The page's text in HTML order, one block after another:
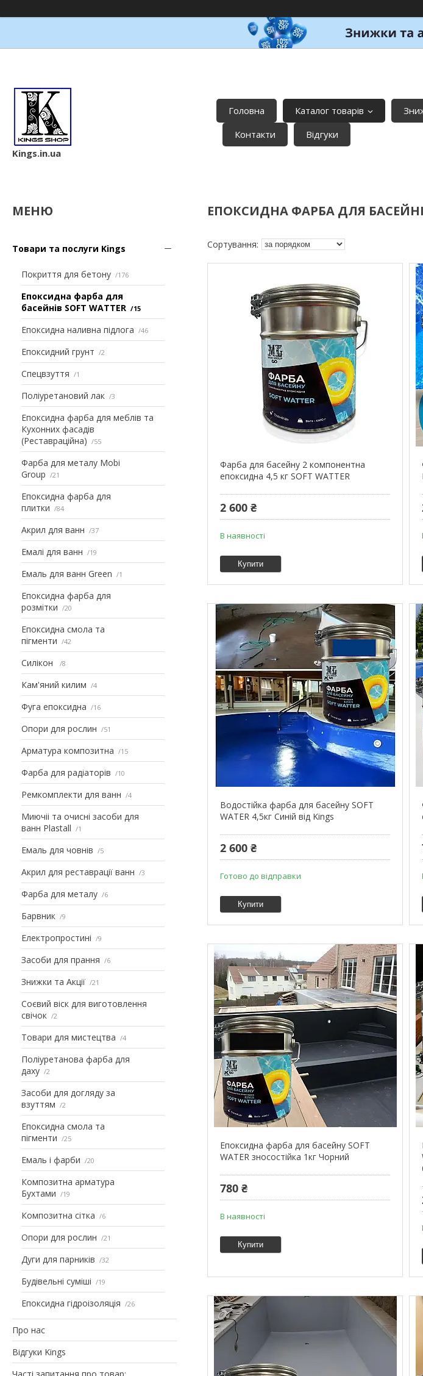
Kings.in.ua
Головна Каталог товарів
Контакти
Відгуки
Товари та послуги Kings
Покриття для бетону 176
Епоксидна фарба для
басейнів SOFT WATTER
15
Епоксидна наливна підлога 46
Епоксидний грунт 2
Спецвзуття 1
Поліуретановий лак 3
Епоксидна фарба для меблів та
Кухонних фасадів
(Реставраційна)
55
Фарба для металу Mobi
Group
21
Епоксидна фарба для
плитки
84
Акрил для ванн 37
Емалі для ванн 19
Емаль для ванн Green 1
Епоксидна фарба для
розмітки
20
Епоксидна смола та
пігменти
42
Силікон 8
Кам'яний килим 4
Фуга епоксидна 16
Опори для рослин 51
Арматура композитна 15
Фарба для радіаторів 10
Ремкомплекти для ванн 4
Миючіі та очисні засоби для
ванн Plastall
1
Емаль для човнів 5
Акрил для реставрації ванн 3
Фарба для металу 6
Барвник 9
Електропростині 9
Засоби для прання 6
Знижки та Акції 21
Соєвий віск для виготовлення
свічок
2
Товари для мистецтва 4
Поліуретанова фарба для
даху
2
Засоби для догляду за
взуттям
2
Епоксидна смола та
пігменти
25
Емаль і фарби 20
Композитна арматура
Бухтами
19
Композитна сітка 6
Опори для рослин 21
Дуги для парників 32
Будівельні суміші 19
Епоксидна гідроізоляція 26
Про нас
Відгуки Kings
Часті запитання про товар:
ЕПОКСИДНА ФАРБА ДЛЯ БАСЕЙНІВ
Фарба для басейну 2 компонентна
епоксидна 4,5 кг SOFT WATTER
2 600 ₴
В наявності
Купити
Водостійка фарба для басейну SOFT
WATER 4,5кг Синій від Kings
2 600 ₴
Готово до відправки
Купити
Епоксидна фарба для басейну SOFT
WATER зносостійка 1кг Чорний
780 ₴
В наявності
Купити